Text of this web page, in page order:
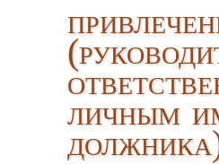
личным